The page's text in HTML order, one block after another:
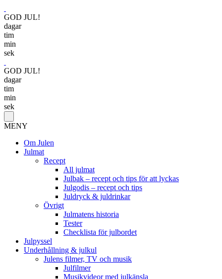
GOD JUL!
dagar
tim
min
sek
GOD JUL!
dagar
tim
min
sek
MENY
Om Julen
Julmat
Recept
All julmat
Julbak – recept och tips för att lyckas
Julgodis – recept och tips
Juldryck & juldrinkar
Övrigt
Julmatens historia
Tester
Checklista för julbordet
Julpyssel
Underhållning & julkul
Julens filmer, TV och musik
Julfilmer
Musikvideor med julkänsla